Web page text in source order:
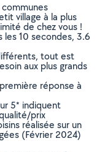
village à la plus
de chez vous !
10 secondes, 3.6
tout est
aux plus grands
réponse à
5* indiquent
prix
réalisée sur un
(Février 2024)